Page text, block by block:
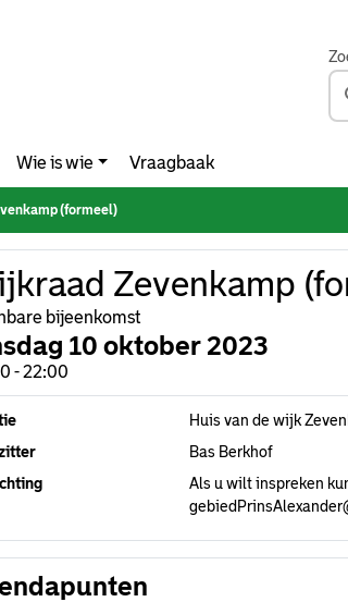
Wie is wie Vraagbaak
(formeel)
Zevenkamp
bijeenkomst
10 oktober 2023
- 22:00
Huis van de wijk
Bas Berkhof
Als u wilt inspreken